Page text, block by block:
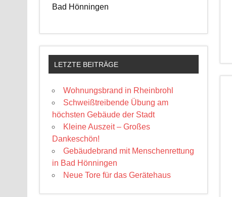
Bad Hönningen
LETZTE BEITRÄGE
Wohnungsbrand in Rheinbrohl
Schweißtreibende Übung am
höchsten Gebäude der Stadt
Kleine Auszeit – Großes
Dankeschön!
Gebäudebrand mit Menschenrettung
in Bad Hönningen
Neue Tore für das Gerätehaus